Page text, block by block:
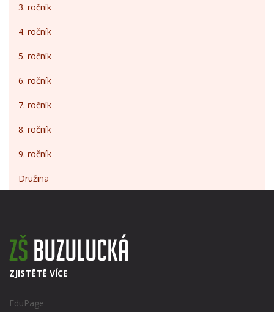
3. ročník
4. ročník
5. ročník
6. ročník
7. ročník
8. ročník
9. ročník
Družina
ZJISTĚTĚ VÍCE
EduPage